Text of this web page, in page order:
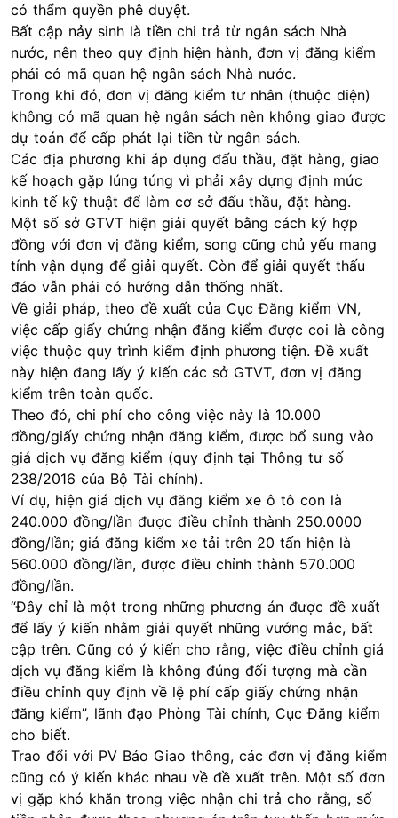
có thẩm quyền phê duyệt.
Bất cập nảy sinh là tiền chi trả từ ngân sách Nhà
nước, nên theo quy định hiện hành, đơn vị đăng kiểm
phải có mã quan hệ ngân sách Nhà nước.
Trong khi đó, đơn vị đăng kiểm tư nhân (thuộc diện)
không có mã quan hệ ngân sách nên không giao được
dự toán để cấp phát lại tiền từ ngân sách.
Các địa phương khi áp dụng đấu thầu, đặt hàng, giao
kế hoạch gặp lúng túng vì phải xây dựng định mức
kinh tế kỹ thuật để làm cơ sở đấu thầu, đặt hàng.
Một số sở GTVT hiện giải quyết bằng cách ký hợp
đồng với đơn vị đăng kiểm, song cũng chủ yếu mang
tính vận dụng để giải quyết. Còn để giải quyết thấu
đáo vẫn phải có hướng dẫn thống nhất.
Về giải pháp, theo đề xuất của Cục Đăng kiểm VN,
việc cấp giấy chứng nhận đăng kiểm được coi là công
việc thuộc quy trình kiểm định phương tiện. Đề xuất
này hiện đang lấy ý kiến các sở GTVT, đơn vị đăng
kiểm trên toàn quốc.
Theo đó, chi phí cho công việc này là 10.000
đồng/giấy chứng nhận đăng kiểm, được bổ sung vào
giá dịch vụ đăng kiểm (quy định tại Thông tư số
238/2016 của Bộ Tài chính).
Ví dụ, hiện giá dịch vụ đăng kiểm xe ô tô con là
240.000 đồng/lần được điều chỉnh thành 250.0000
đồng/lần; giá đăng kiểm xe tải trên 20 tấn hiện là
560.000 đồng/lần, được điều chỉnh thành 570.000
đồng/lần.
“Đây chỉ là một trong những phương án được đề xuất
để lấy ý kiến nhằm giải quyết những vướng mắc, bất
cập trên. Cũng có ý kiến cho rằng, việc điều chỉnh giá
dịch vụ đăng kiểm là không đúng đối tượng mà cần
điều chỉnh quy định về lệ phí cấp giấy chứng nhận
đăng kiểm”, lãnh đạo Phòng Tài chính, Cục Đăng kiểm
cho biết.
Trao đổi với PV Báo Giao thông, các đơn vị đăng kiểm
cũng có ý kiến khác nhau về đề xuất trên. Một số đơn
vị gặp khó khăn trong việc nhận chi trả cho rằng, số